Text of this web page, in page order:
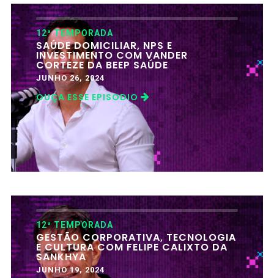
12ª TEMPORADA
SAÚDE DOMICILIAR, NPS E
INVESTIMENTO COM VANDER
CORTEZE DA BEEP SAÚDE
JUNHO 26, 2024
OUÇA ESSE EPISODIO
12ª TEMPORADA
GESTÃO CORPORATIVA, TECNOLOGIA
E CULTURA COM FELIPE CALIXTO DA
SANKHYA
JUNHO 19, 2024